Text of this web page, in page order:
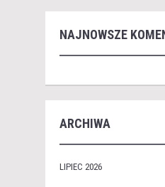
NAJNOWSZE
ARCHIWA
LIPIEC 2026